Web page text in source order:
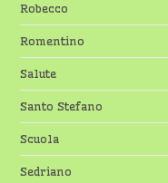
Robecco
Romentino
Salute
Santo Stefano
Scuola
Sedriano